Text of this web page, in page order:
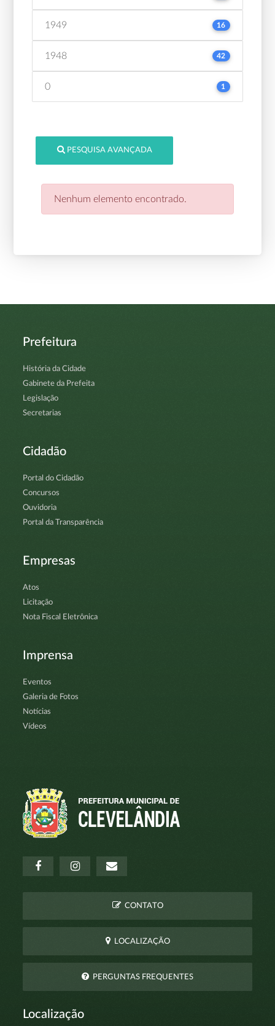
1949 16
1948 42
0 1
PESQUISA AVANÇADA
Nenhum elemento encontrado.
Prefeitura
História da Cidade
Gabinete da Prefeita
Legislação
Secretarias
Cidadão
Portal do Cidadão
Concursos
Ouvidoria
Portal da Transparência
Empresas
Atos
Licitação
Nota Fiscal Eletrônica
Imprensa
Eventos
Galeria de Fotos
Notícias
Vídeos
CONTATO
LOCALIZAÇÃO
PERGUNTAS FREQUENTES
Localização